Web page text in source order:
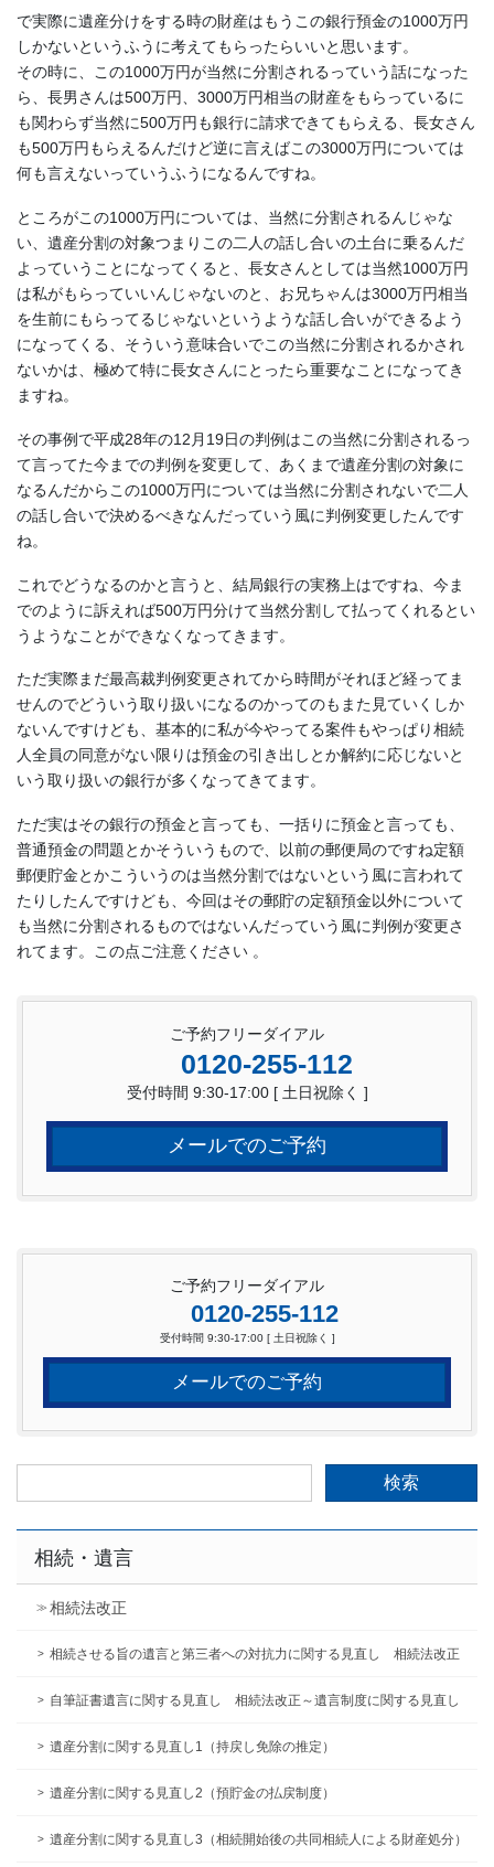
で実際に遺産分けをする時の財産はもうこの銀行預金の1000万円
しかないというふうに考えてもらったらいいと思います。
その時に、この1000万円が当然に分割されるっていう話になった
ら、長男さんは500万円、3000万円相当の財産をもらっているに
も関わらず当然に500万円も銀行に請求できてもらえる、長女さん
も500万円もらえるんだけど逆に言えばこの3000万円については
何も言えないっていうふうになるんですね。
ところがこの1000万円については、当然に分割されるんじゃな
い、遺産分割の対象つまりこの二人の話し合いの土台に乗るんだ
よっていうことになってくると、長女さんとしては当然1000万円
は私がもらっていいんじゃないのと、お兄ちゃんは3000万円相当
を生前にもらってるじゃないというような話し合いができるよう
になってくる、そういう意味合いでこの当然に分割されるかされ
ないかは、極めて特に長女さんにとったら重要なことになってき
ますね。
その事例で平成28年の12月19日の判例はこの当然に分割されるっ
て言ってた今までの判例を変更して、あくまで遺産分割の対象に
なるんだからこの1000万円については当然に分割されないで二人
の話し合いで決めるべきなんだっていう風に判例変更したんです
ね。
これでどうなるのかと言うと、結局銀行の実務上はですね、今ま
でのように訴えれば500万円分けて当然分割して払ってくれるとい
うようなことができなくなってきます。
ただ実際まだ最高裁判例変更されてから時間がそれほど経ってま
せんのでどういう取り扱いになるのかってのもまた見ていくしか
ないんですけども、基本的に私が今やってる案件もやっぱり相続
人全員の同意がない限りは預金の引き出しとか解約に応じないと
いう取り扱いの銀行が多くなってきてます。
ただ実はその銀行の預金と言っても、一括りに預金と言っても、
普通預金の問題とかそういうもので、以前の郵便局のですね定額
郵便貯金とかこういうのは当然分割ではないという風に言われて
たりしたんですけども、今回はその郵貯の定額預金以外について
も当然に分割されるものではないんだっていう風に判例が変更さ
れてます。この点ご注意ください 。
ご予約フリーダイアル
0120-255-112
受付時間 9:30-17:00 [ 土日祝除く ]
メールでのご予約
ご予約フリーダイアル
0120-255-112
受付時間 9:30-17:00 [ 土日祝除く ]
メールでのご予約
索:
相続・遺言
相続法改正
相続させる旨の遺言と第三者への対抗力に関する見直し 相続法改正
自筆証書遺言に関する見直し 相続法改正～遺言制度に関する見直し
遺産分割に関する見直し1（持戻し免除の推定）
遺産分割に関する見直し2（預貯金の払戻制度）
遺産分割に関する見直し3（相続開始後の共同相続人による財産処分）